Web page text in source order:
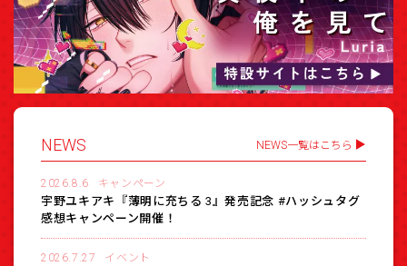
NEWS NEWS一覧はこちら
2026.8.6 キャンペーン
宇野ユキアキ『薄明に充ちる 3』発売記念 #ハッシュタグ
感想キャンペーン開催！
2026.7.27 イベント